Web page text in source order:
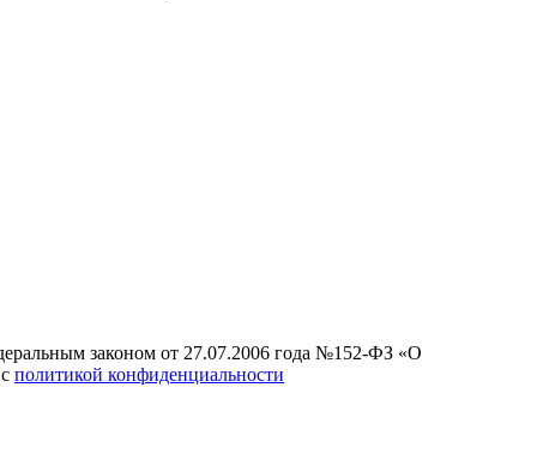
законом от 27.07.2006 года №152-ФЗ «О
политикой конфиденциальности